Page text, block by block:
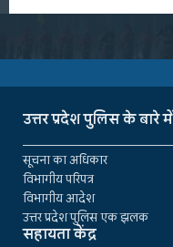
उत्तर प्रदेश पुलिस के बारे में
सूचना का अधिकार
विभागीय परिपत्र
विभागीय आदेश
उत्तर प्रदेश पुलिस एक झलक
सहायता केंद्र